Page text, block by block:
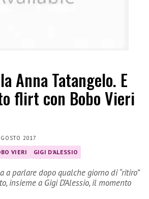
Anna Tatangelo. E
flirt con Bobo Vieri
2017
VIERI GIGI D'ALESSIO
a parlare dopo qualche giorno di “ritiro”
insieme a Gigi D’Alessio, il momento